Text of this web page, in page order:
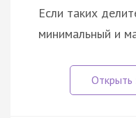
Если таких
минимальный и